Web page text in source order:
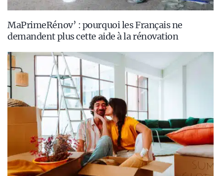
MaPrimeRénov’ : pourquoi les Français ne
demandent plus cette aide à la rénovation